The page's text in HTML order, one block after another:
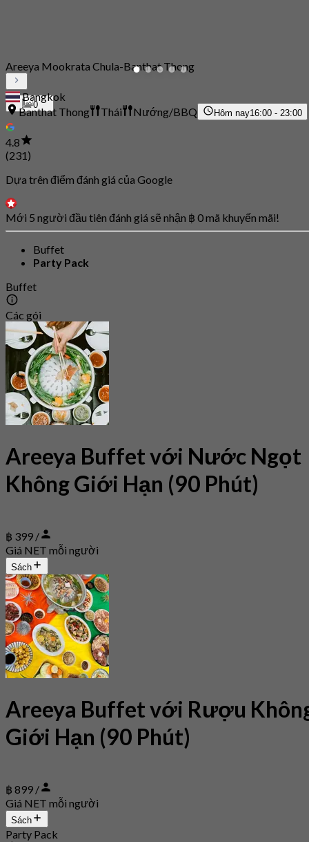
0
Areeya Mookrata Chula-Banthat Thong
Bangkok
Banthat Thong
Thái Nướng/BBQ Hôm nay16:00 - 23:00
4.8
(231)
Dựa trên điểm đánh giá của Google
Mới 5 người đầu tiên đánh giá sẽ nhận ฿ 0 mã khuyến mãi!
Buffet
Party Pack
Buffet
Các gói
Areeya Buffet với Nước Ngọt
Không Giới Hạn (90 Phút)
฿ 399 /
Giá NET mỗi người
Sách
Areeya Buffet với Rượu
Giới Hạn (90 Phút)
฿ 899 /
Giá NET mỗi người
Sách
Party Pack